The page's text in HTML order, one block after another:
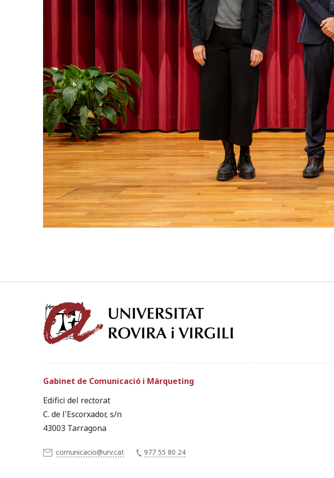
Gabinet de Comunicació i Màrqueting
Edifici del rectorat
C. de l'Escorxador, s/n
43003 Tarragona
comunicacio@urv.cat 977 55 80 24